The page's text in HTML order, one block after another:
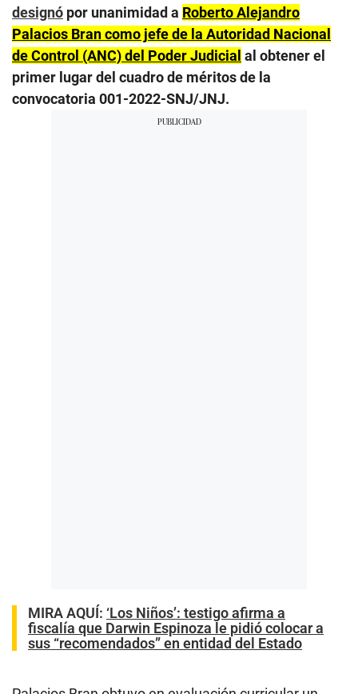
designó por unanimidad a Roberto Alejandro
Palacios Bran como jefe de la Autoridad Nacional
de Control (ANC) del Poder Judicial al obtener el
primer lugar del cuadro de méritos de la
convocatoria 001-2022-SNJ/JNJ.
MIRA AQUÍ: ‘Los Niños’: testigo afirma a
fiscalía que Darwin Espinoza le pidió colocar a
sus “recomendados” en entidad del Estado